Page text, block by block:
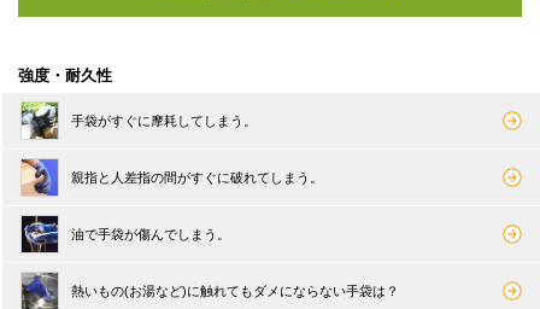
強度・耐久性
手袋がすぐに摩耗してしまう。
親指と人差指の間がすぐに破れてしまう。
油で手袋が傷んでしまう。
熱いもの(お湯など)に触れてもダメにならない手袋は？